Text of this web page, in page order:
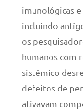
imunológicas e
incluindo
os
humanos com
sistêmico
defeitos de
ativavam